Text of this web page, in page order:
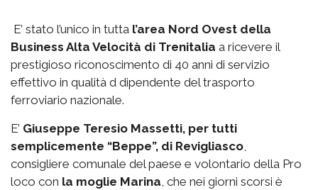
E’ stato l’unico in tutta l’area Nord Ovest della
Business Alta Velocità di Trenitalia a ricevere il
prestigioso riconoscimento di 40 anni di servizio
effettivo in qualità d dipendente del trasporto
ferroviario nazionale.
E’ Giuseppe Teresio Massetti, per tutti
semplicemente “Beppe”, di Revigliasco,
consigliere comunale del paese e volontario della Pro
loco con la moglie Marina, che nei giorni scorsi è